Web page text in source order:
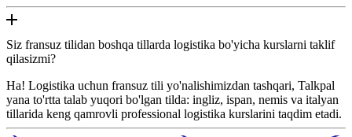
Siz fransuz tilidan boshqa tillarda logistika bo'yicha kurslarni taklif
qilasizmi?
Ha! Logistika uchun fransuz tili yo'nalishimizdan tashqari, Talkpal
yana to'rtta talab yuqori bo'lgan tilda: ingliz, ispan, nemis va italyan
tillarida keng qamrovli professional logistika kurslarini taqdim etadi.